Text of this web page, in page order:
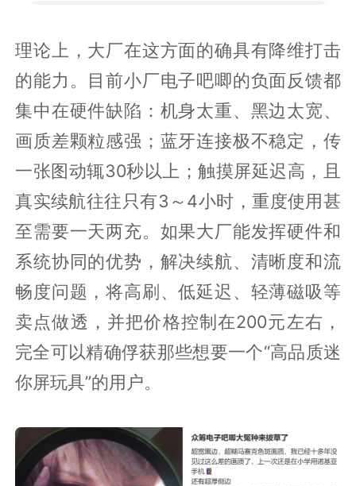
理论上，大厂在这方面的确具有降维打击
的能力。目前小厂电子吧唧的负面反馈都
集中在硬件缺陷：机身太重、黑边太宽、
画质差颗粒感强；蓝牙连接极不稳定，传
一张图动辄30秒以上；触摸屏延迟高，且
真实续航往往只有3～4小时，重度使用甚
至需要一天两充。如果大厂能发挥硬件和
系统协同的优势，解决续航、清晰度和流
畅度问题，将高刷、低延迟、轻薄磁吸等
卖点做透，并把价格控制在200元左右，
完全可以精确俘获那些想要一个“高品质迷
你屏玩具”的用户。